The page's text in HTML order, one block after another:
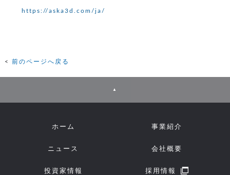
https://aska3d.com/ja/
前のページへ戻る
▲
ホーム 事業紹介
ニュース 会社概要
投資家情報 採用情報